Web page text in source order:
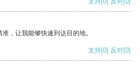
，让我能够快速到达目的地。
支持[0] 反对[0]